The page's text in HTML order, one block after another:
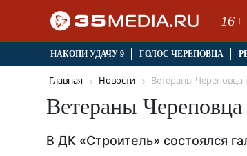
16+
НАКОПИ УДАЧУ 9 ГОЛОС ЧЕРЕПОВЦА
Главная Новости Ветераны Череповца
Ветераны Череповца
В ДК «Строитель» состоялся